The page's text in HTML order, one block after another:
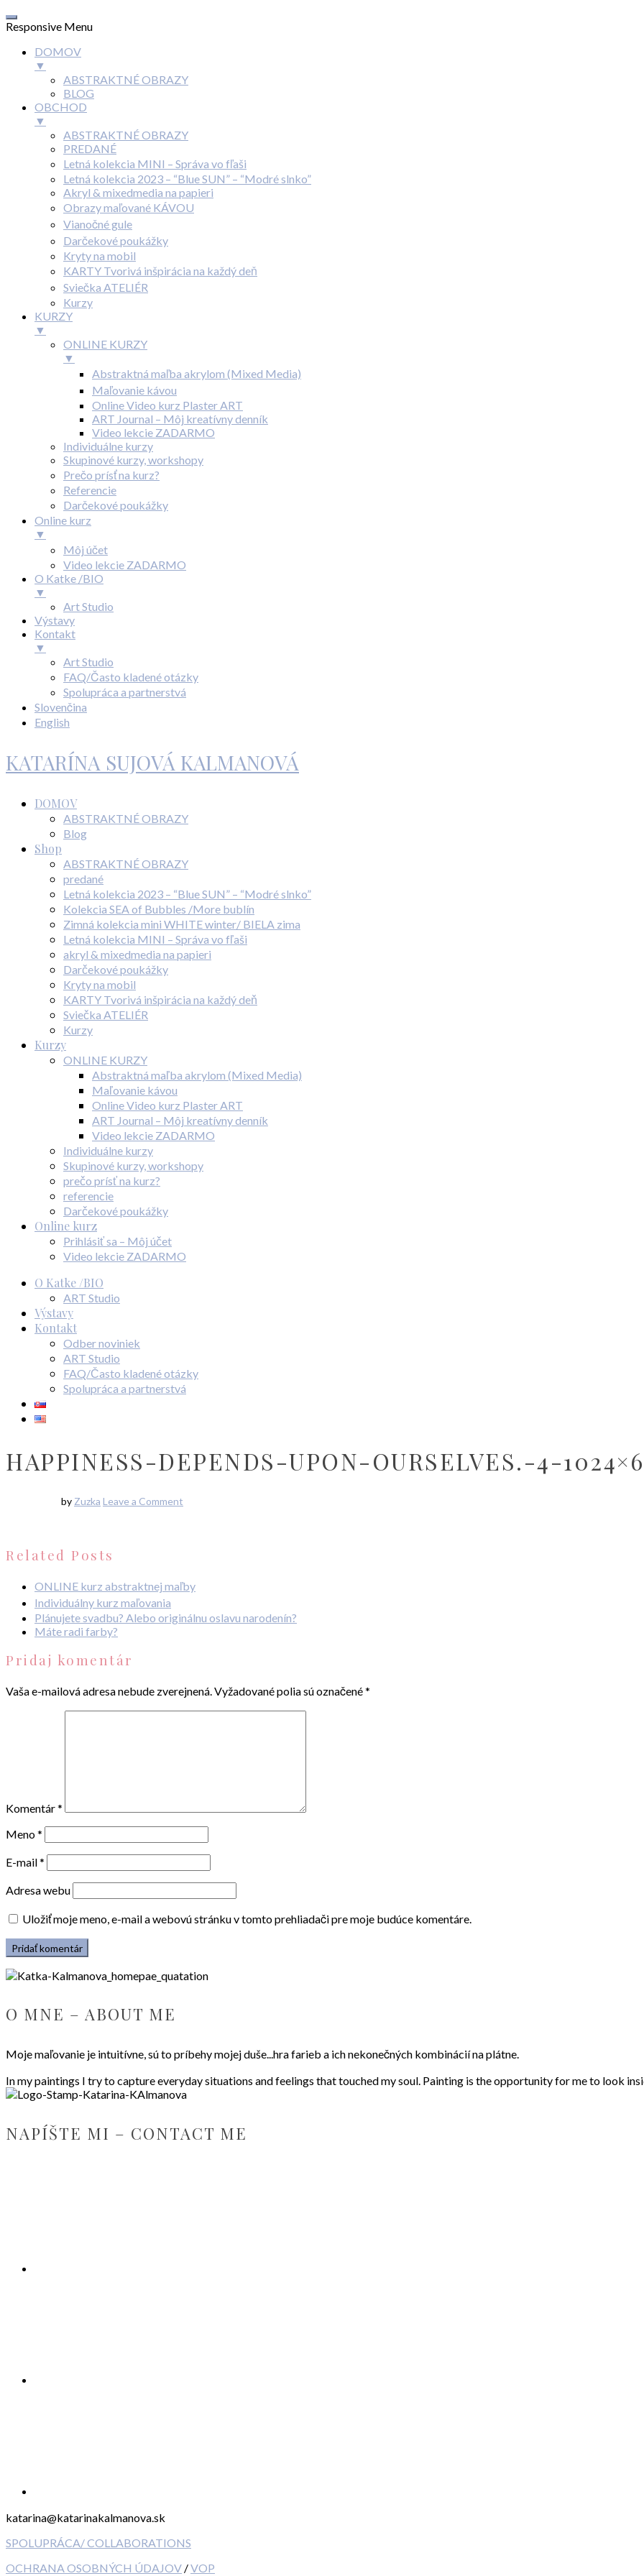
Responsive Menu
DOMOV
▼
ABSTRAKTNÉ OBRAZY
BLOG
OBCHOD
▼
ABSTRAKTNÉ OBRAZY
PREDANÉ
Letná kolekcia MINI – Správa vo fľaši
Letná kolekcia 2023 – “Blue SUN” – “Modré slnko”
Akryl & mixedmedia na papieri
Obrazy maľované KÁVOU
Vianočné gule
Darčekové poukážky
Kryty na mobil
KARTY Tvorivá inšpirácia na každý deň
Sviečka ATELIÉR
Kurzy
KURZY
▼
ONLINE KURZY
▼
Abstraktná maľba akrylom (Mixed Media)
Maľovanie kávou
Online Video kurz Plaster ART
ART Journal – Môj kreatívny denník
Video lekcie ZADARMO
Individuálne kurzy
Skupinové kurzy, workshopy
Prečo prísť na kurz?
Referencie
Darčekové poukážky
Online kurz
▼
Môj účet
Video lekcie ZADARMO
O Katke /BIO
▼
Art Studio
Výstavy
Kontakt
▼
Art Studio
FAQ/Často kladené otázky
Spolupráca a partnerstvá
Slovenčina
English
KATARÍNA SUJOVÁ KALMANOVÁ
DOMOV
ABSTRAKTNÉ OBRAZY
Blog
Shop
ABSTRAKTNÉ OBRAZY
predané
Letná kolekcia 2023 – “Blue SUN” – “Modré slnko”
Kolekcia SEA of Bubbles /More bublín
Zimná kolekcia mini WHITE winter/ BIELA zima
Letná kolekcia MINI – Správa vo fľaši
akryl & mixedmedia na papieri
Darčekové poukážky
Kryty na mobil
KARTY Tvorivá inšpirácia na každý deň
Sviečka ATELIÉR
Kurzy
Kurzy
ONLINE KURZY
Abstraktná maľba akrylom (Mixed Media)
Maľovanie kávou
Online Video kurz Plaster ART
ART Journal – Môj kreatívny denník
Video lekcie ZADARMO
Individuálne kurzy
Skupinové kurzy, workshopy
prečo prísť na kurz?
referencie
Darčekové poukážky
Online kurz
Prihlásiť sa – Môj účet
Video lekcie ZADARMO
O Katke /BIO
ART Studio
Výstavy
Kontakt
Odber noviniek
ART Studio
FAQ/Často kladené otázky
Spolupráca a partnerstvá
HAPPINESS-DEPENDS-UPON-OURSELVES.-4-
by Zuzka Leave a Comment
Related Posts
ONLINE kurz abstraktnej maľby
Individuálny kurz maľovania
Plánujete svadbu? Alebo originálnu oslavu narodenín?
Máte radi farby?
Pridaj komentár
Vaša e-mailová adresa nebude zverejnená.Vyžadované polia sú označené*
Komentár*
Meno*
E-mail*
Adresa webu
Uložiť moje meno, e-mail a webovú stránku v tomto prehliadači pre moje budúce komentáre.
O MNE – ABOUT ME
Moje maľovanie je intuitívne, sú to príbehy mojej duše...hra farieb a ich nekonečných kombinácií na plátne.
In my paintings I try to capture everyday situations and feelings that touched my soul. Painting is the opportunity for me to look
NAPÍŠTE MI – CONTACT ME
katarina@katarinakalmanova.sk
SPOLUPRÁCA/ COLLABORATIONS
OCHRANA OSOBNÝCH ÚDAJOV /VOP